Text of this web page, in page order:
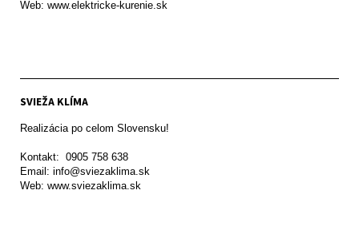
Web: www.elektricke-kurenie.sk
SVIEŽA KLÍMA
Realizácia po celom Slovensku!
Kontakt:  0905 758 638
Email: info@sviezaklima.sk
Web: www.sviezaklima.sk